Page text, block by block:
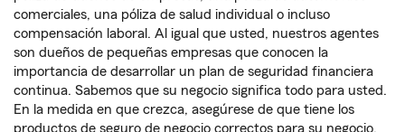
comerciales, una póliza de salud individual o incluso
compensación laboral. Al igual que usted, nuestros agentes
son dueños de pequeñas empresas que conocen la
importancia de desarrollar un plan de seguridad financiera
continua. Sabemos que su negocio significa todo para usted.
En la medida en que crezca, asegúrese de que tiene los
productos de seguro de negocio correctos para su negocio.